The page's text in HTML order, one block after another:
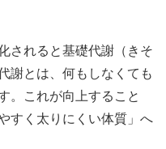
されると基礎代謝（きそ
謝とは、何もしなくても
。これが向上すること
すく太りにくい体質」へ